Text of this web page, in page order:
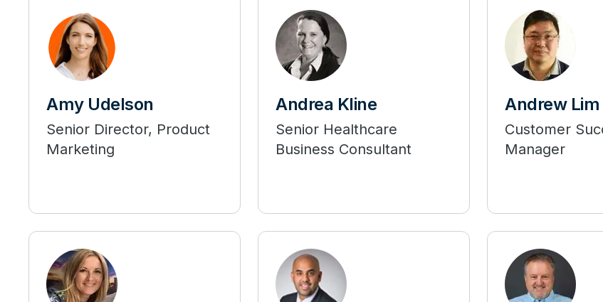
Amy Udelson
Senior Director, Product
Marketing
Andrea Kline
Senior Healthcare
Business Consultant
Andrew Lim
Customer
Manager